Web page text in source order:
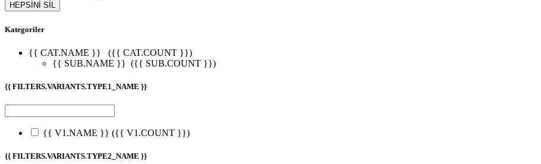
HEPSİNİ SİL
Kategoriler
{{ CAT.NAME }}
({{ CAT.COUNT }})
{{ SUB.NAME }} ({{ SUB.COUNT }})
{{ FILTERS.VARIANTS.TYPE1_NAME }}
{{ V1.NAME }} ({{ V1.COUNT }})
{{ FILTERS.VARIANTS.TYPE2_NAME }}